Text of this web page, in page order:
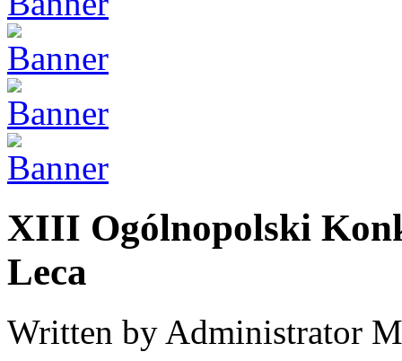
XIII Ogólnopolski
Leca
Written by Administrator